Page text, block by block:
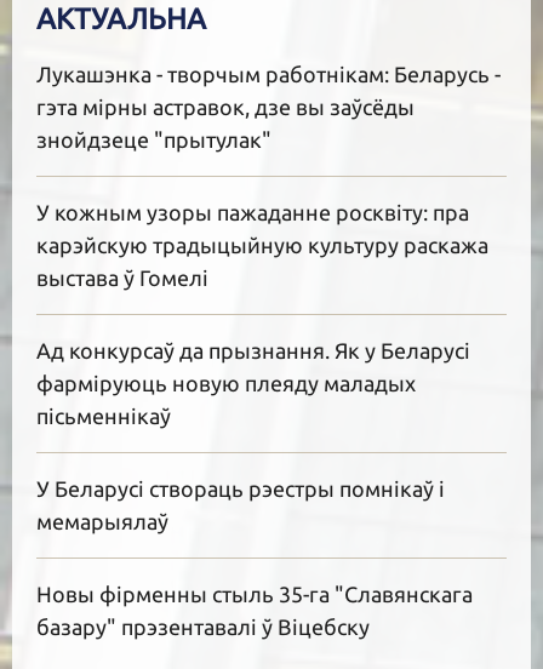
АКТУАЛЬНА
Лукашэнка - творчым работнікам: Беларусь -
гэта мірны астравок, дзе вы заўсёды
знойдзеце "прытулак"
У кожным узоры пажаданне росквіту: пра
карэйскую традыцыйную культуру раскажа
выстава ў Гомелі
Ад конкурсаў да прызнання. Як у Беларусі
фарміруюць новую плеяду маладых
пісьменнікаў
У Беларусі створаць рэестры помнікаў і
мемарыялаў
Новы фірменны стыль 35-га "Славянскага
базару" прэзентавалі ў Віцебску